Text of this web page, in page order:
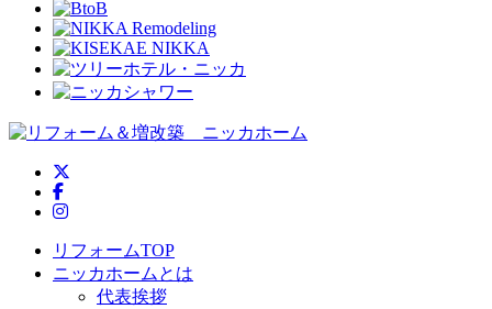
ニッカホーム公式Facebook
ニッカホーム公式Instagram
リフォームTOP
ニッカホームとは
代表挨拶